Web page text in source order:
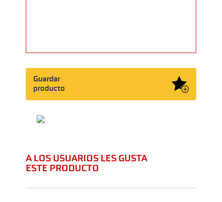
Guardar
producto
A LOS USUARIOS LES GUSTA
ESTE PRODUCTO